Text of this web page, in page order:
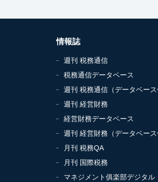
情報誌
週刊 税務通信
税務通信データベース
週刊 税務通信（データベース
週刊 経営財務
経営財務データベース
週刊 経営財務（データベース
月刊 税務QA
月刊 国際税務
マネジメント俱楽部デジタル